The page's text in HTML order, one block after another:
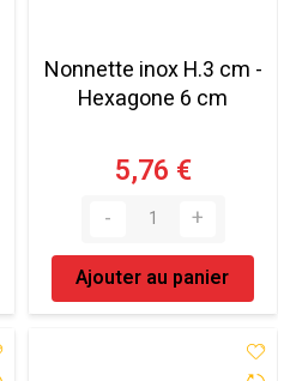
Nonnette inox H.3 cm -
Hexagone 6 cm
5,76 €
Ajouter au panier